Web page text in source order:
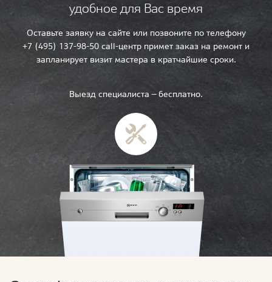
удобное для Вас время
Оставьте заявку на сайте или позвоните по телефону
+7 (495) 137-98-50 call-центр примет заказ на ремонт и
запланирует визит мастера в кратчайшие сроки.
Выезд специалиста — бесплатно.